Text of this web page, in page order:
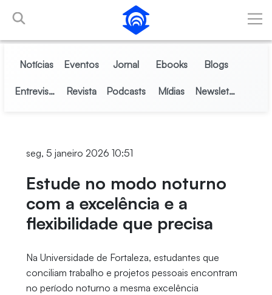
Pular para o Conteúdo principal
Notícias Eventos Jornal Ebooks Blogs
Entrevistas Revista Podcasts Mídias Newsletter
seg, 5 janeiro 2026 10:51
Estude no modo noturno
com a excelência e a
flexibilidade que precisa
Na Universidade de Fortaleza, estudantes que
conciliam trabalho e projetos pessoais encontram
no período noturno a mesma excelência